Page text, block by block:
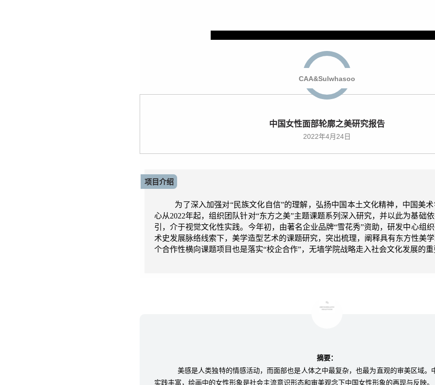
CAA&Sulwhasoo
中国女性面部轮廓之美研究报告
2022年4月24日
项目介绍
为了深入加强对“民族文化自信”的理解，弘扬中国本土文化精神，中国美
心从2022年起，组织团队针对“东方之美”主题课题系列深入研究，并以此为基础
引，介于视觉文化性实践。今年初，由著名企业品牌“雪花秀”资助，研发中心组
术史发展脉络线索下，美学造型艺术的课题研究，突出梳理，阐释具有东方性美
个合作性横向课题项目也是落实“校企合作”，无墙学院战略走入社会文化发展的重
摘要：
美感是人类独特的情感活动，而面部也是人体之中最复杂，也最为直观的审美区域。
实践丰富，绘画中的女性形象是社会主流意识形态和审美观念下中国女性形象的再现与反映。